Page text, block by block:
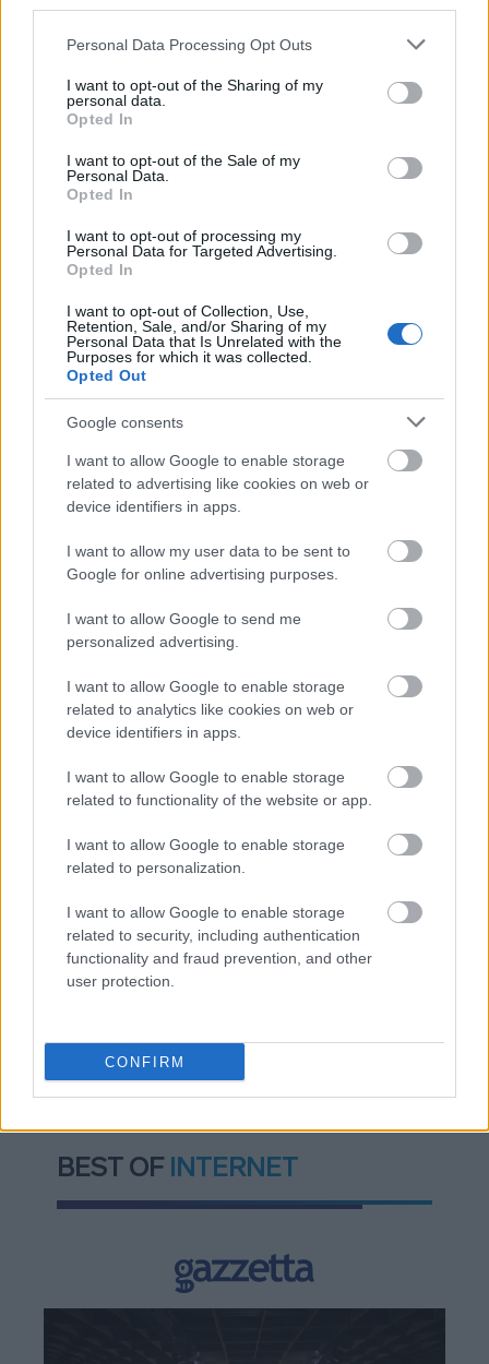
Please note that this website/app uses one or more Google
not limited to your visit or usage behaviour. You may click to
grant or deny consent to Google and its third-party tags to
use your data for below specified purposes in below Google
consent section.
Personal Data Processing Opt Outs
I want to opt-out of the Sharing of my
personal data.
Opted In
I want to opt-out of the Sale of my
Personal Data.
Opted In
I want to opt-out of processing my
Personal Data for Targeted Advertising.
Opted In
I want to opt-out of Collection, Use,
Retention, Sale, and/or Sharing of my
Personal Data that Is Unrelated with the
Purposes for which it was collected.
Opted Out
Google consents
I want to allow Google to enable storage
related to advertising like cookies on web or
device identifiers in apps.
I want to allow my user data to be sent to
Google for online advertising purposes.
I want to allow Google to send me
personalized advertising.
I want to allow Google to enable storage
related to analytics like cookies on web or
device identifiers in apps.
I want to allow Google to enable storage
related to functionality of the website or app.
I want to allow Google to enable storage
related to personalization.
I want to allow Google to enable storage
related to security, including authentication
functionality and fraud prevention, and other
user protection.
CONFIRM
διπλωματίας», αξιοποιώντας τόσο τη συμμετοχή
της στην Ομάδα των Μεσογειακών χωρών
Ευρωπαϊκό Λαϊκό Κόμμα».
Ακολουθήστε τοinsider.gr στο Google News
και μάθετε
πρώτοι όλες τιςειδήσεις από την Ελλάδα και τον κόσμο.
Διαβάζονται αυτή τη στιγμή
Τράπεζες: Στα 55,5 εκατ. ευρώ ο λογαριασμός
από τα δάνεια του ν. Κατσέλη
Νέο Χωροταξικό Τουρισμού: Οι νέες «κόκκινες
γραμμές» για το περιβάλλον και τι αλλάζει σε
Τα ανοιχτά μέτωπα για την ενίσχυση της
TAGS: ΚΑΠ Λευτέρης Αυγενάκης
Αγροδιατροφή
Τροφίμων (ΥΠΑΑΤ)
BEST OF INTERNET